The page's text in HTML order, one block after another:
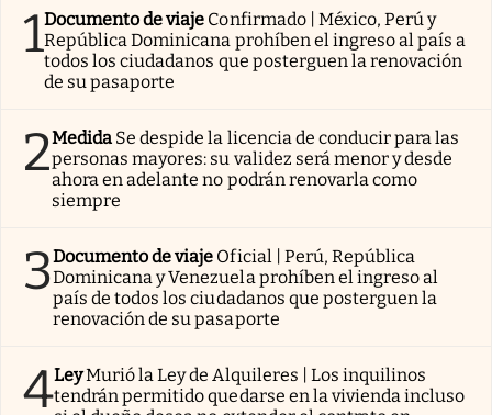
1Documento de viaje Confirmado | México, Perú y
República Dominicana prohíben el ingreso al país a
todos los ciudadanos que posterguen la renovación
de su pasaporte
2Medida Se despide la licencia de conducir para las
personas mayores: su validez será menor y desde
ahora en adelante no podrán renovarla como
siempre
3Documento de viaje Oficial | Perú, República
Dominicana y Venezuela prohíben el ingreso al
país de todos los ciudadanos que posterguen la
renovación de su pasaporte
4LeyMurió la Ley de Alquileres | Los inquilinos
tendrán permitido quedarse en la vivienda incluso